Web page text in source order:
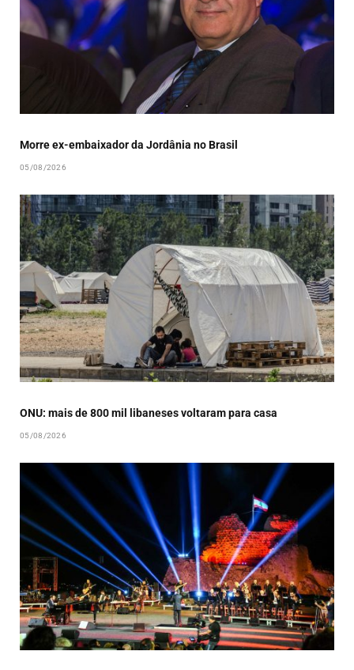
Morre ex-embaixador da Jordânia no Brasil
05/08/2026
ONU: mais de 800 mil libaneses voltaram para casa
05/08/2026